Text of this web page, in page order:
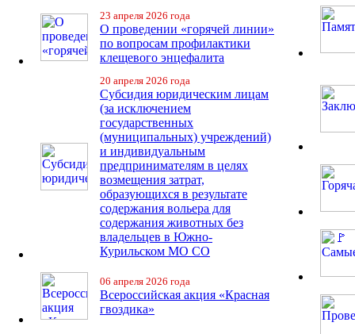
23 апреля 2026 года
О проведении «горячей линии»
по вопросам профилактики
клещевого энцефалита
20 апреля 2026 года
Субсидия юридическим лицам
(за исключением
государственных
(муниципальных) учреждений)
и индивидуальным
предпринимателям в целях
возмещения затрат,
образующихся в результате
содержания вольера для
содержания животных без
владельцев в Южно-
Курильском МО СО
06 апреля 2026 года
Всероссийская акция «Красная
гвоздика»